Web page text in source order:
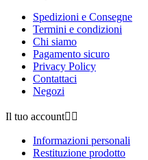
Spedizioni e Consegne
Termini e condizioni
Chi siamo
Pagamento sicuro
Privacy Policy
Contattaci
Negozi
Il tuo account 
Informazioni personali
Restituzione prodotto